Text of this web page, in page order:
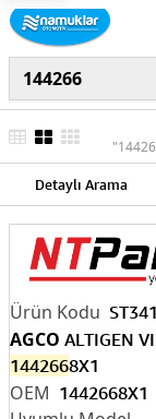
Detaylı Arama
1442668X1
AGCO ALTIGEN
1442668X1